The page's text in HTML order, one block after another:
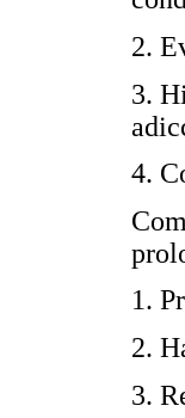
2.
3.
4.
1.
2.
3.